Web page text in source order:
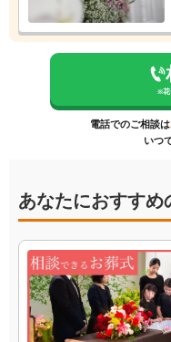
※
電話でのご相談は
いつ
あなたにおすすめ